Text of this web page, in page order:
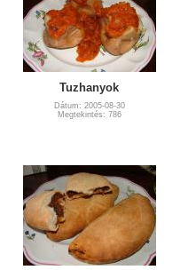
Tuzhanyok
Dátum: 2005-08-30
Megtekintés: 786